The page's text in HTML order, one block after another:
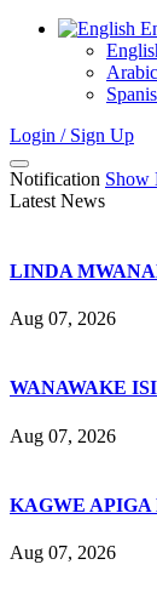
Arabic
Login / Sign Up
Notification Show
Latest News
LINDA
Aug 07, 2026
WANAWAKE
Aug 07, 2026
KAGWE
Aug 07, 2026